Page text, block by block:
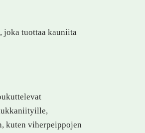
joka tuottaa kauniita
kuten viherpeippojen